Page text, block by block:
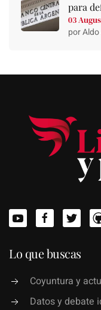
para
03
por
Lo que buscas
Coyuntura y
Datos y debate